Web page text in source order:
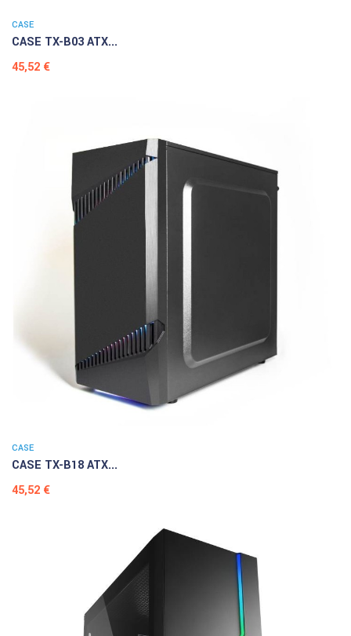
CASE
CASE TX-B03 ATX...
Prezzo
45,52 €
CASE
CASE TX-B18 ATX...
Prezzo
45,52 €